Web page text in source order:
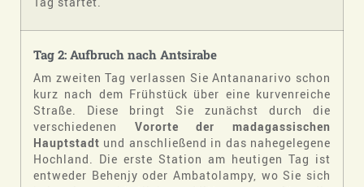
Tag 2: Aufbruch nach Antsirabe
Am zweiten Tag verlassen Sie Antananarivo schon
kurz nach dem Frühstück über eine kurvenreiche
Straße. Diese bringt Sie zunächst durch die
verschiedenen Vororte der madagassischen
Hauptstadt und anschließend in das nahegelegene
Hochland. Die erste Station am heutigen Tag ist
entweder Behenjy oder Ambatolampy, wo Sie sich